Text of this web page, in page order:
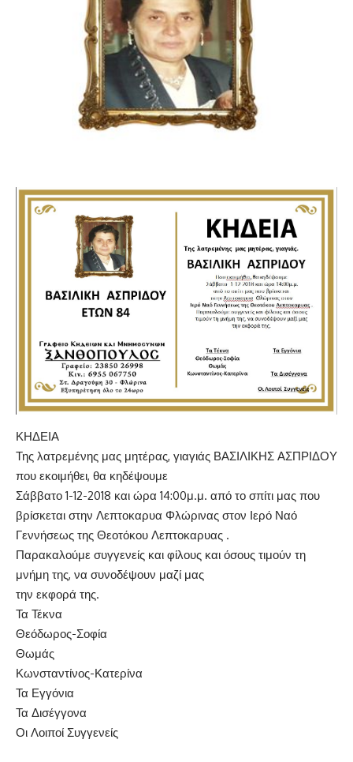
ΚΗΔΕΙΑ
Της λατρεμένης μας μητέρας, γιαγιάς ΒΑΣΙΛΙΚΗΣ ΑΣΠΡΙΔΟΥ
που εκοιμήθει, θα κηδέψουμε
Σάββατο 1-12-2018 και ώρα 14:00μ.μ. από το σπίτι μας που
βρίσκεται στην Λεπτοκαρυα Φλώρινας στον Ιερό Ναό
Γεννήσεως της Θεοτόκου Λεπτοκαρυας .
Παρακαλούμε συγγενείς και φίλους και όσους τιμούν τη
μνήμη της, να συνοδέψουν μαζί μας
την εκφορά της.
Τα Τέκνα
Θεόδωρος-Σοφία
Θωμάς
Κωνσταντίνος-Κατερίνα
Τα Εγγόνια
Τα Δισέγγονα
Οι Λοιποί Συγγενείς